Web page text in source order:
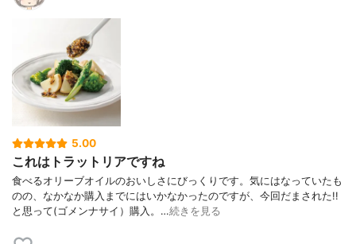
5.00
これはトラットリアですね
食べるオリーブオイルのおいしさにびっくりです。気にはなっていたも
のの、なかなか購入までにはいかなかったのですが、今回だまされた!!
と思って(ゴメンナサイ）購入。…続きを見る